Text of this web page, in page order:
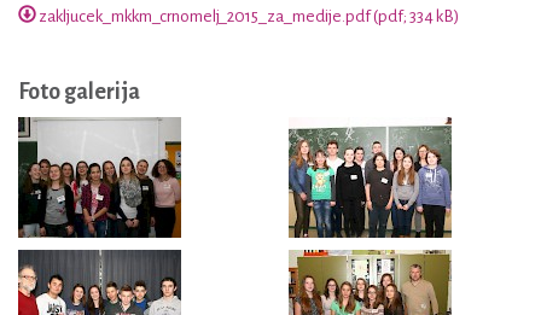
zakljucek_mkkm_crnomelj_2015_za_medije.pdf (pdf; 334 kB)
Foto galerija